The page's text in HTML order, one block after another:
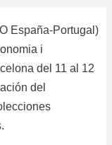
España-Portugal)
i
del 11 al 12
del